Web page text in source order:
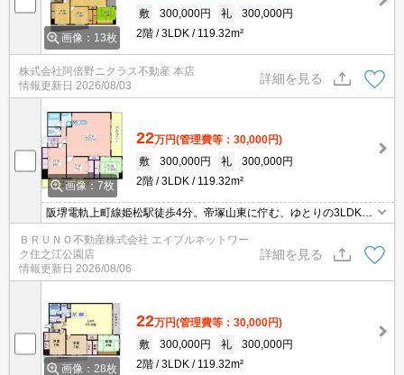
画像：13枚
敷
300,000円 礼
300,000円
2階
3LDK 119.32m²
株式会社阿倍野ニクラス不動産 本店
情報更新日 2026/08/03
詳細を見る
画像：7枚
22万円(管理費等：30,000円)
敷
300,000円 礼
300,000円
2階
3LDK 119.32m²
阪堺電軌上町線姫松駅徒歩4分。帝塚山東に佇む、ゆとりの3LDK。
専有面積119㎡、オートロックや宅配ボックス、防犯カメラなど充
実の設備が、安心で快適な毎日をサポートします。
ＢＲＵＮＯ不動産株式会社 エイブルネットワー
ク住之江公園店
情報更新日 2026/08/06
詳細を見る
画像：28枚
22万円(管理費等：30,000円)
敷
300,000円 礼
300,000円
2階
3LDK 119.32m²